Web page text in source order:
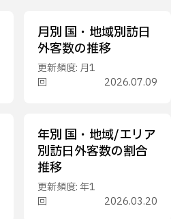
月別 国・地域別訪日
外客数の推移
更新頻度: 月1
回
2026.07.09
年別 国・地域/エリア
別訪日外客数の割合
推移
更新頻度: 年1
回
2026.03.20